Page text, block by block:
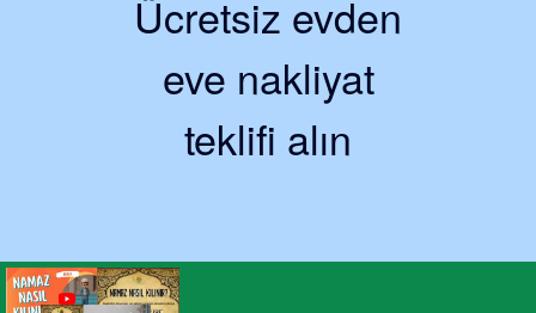
Ücretsiz evden
eve nakliyat
teklifi alın